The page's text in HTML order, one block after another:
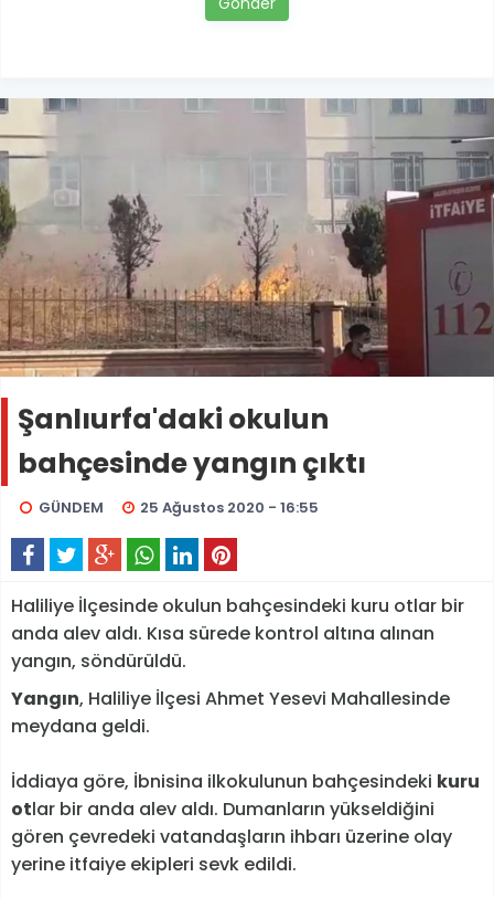
Şanlıurfa'daki okulun
bahçesinde yangın çıktı
GÜNDEM 25 Ağustos 2020 - 16:55
Haliliye İlçesinde okulun bahçesindeki kuru otlar bir
anda alev aldı. Kısa sürede kontrol altına alınan
yangın, söndürüldü.
Yangın, Haliliye İlçesi Ahmet Yesevi Mahallesinde
meydana geldi.
İddiaya göre, İbnisina ilkokulunun bahçesindeki kuru
otlar bir anda alev aldı. Dumanların yükseldiğini
gören çevredeki vatandaşların ihbarı üzerine olay
yerine itfaiye ekipleri sevk edildi.